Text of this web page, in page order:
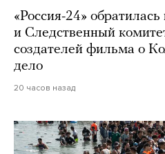
«Россия-24» обратилась
и Следственный
создателей фильма о
дело
20 часов назад